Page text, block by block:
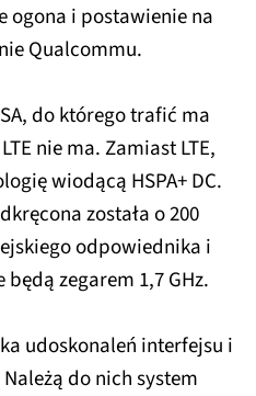
ogona i postawienie na
Qualcommu.
do którego trafić ma
nie ma. Zamiast LTE,
wiodącą HSPA+ DC.
została o 200
odpowiednika i
zegarem 1,7 GHz.
udoskonaleń interfejsu i
do nich system